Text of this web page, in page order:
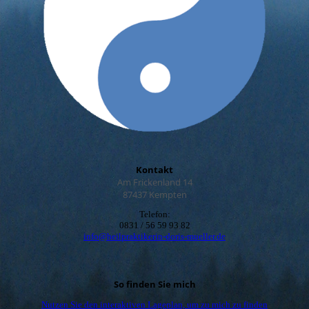
Kontakt
Am Frickenland 14
87437 Kempten
Telefon:
0831 / 56 59 93 82
info@heilpraktikerin-doris-mueller.de
So finden Sie mich
Nutzen Sie den interaktiven La­ge­plan, um zu mich zu finden